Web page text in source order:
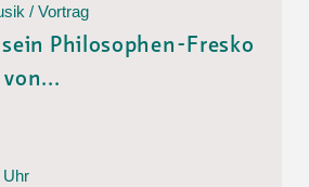
/ Vortrag
sein Philosophen-Fresko
Uhr